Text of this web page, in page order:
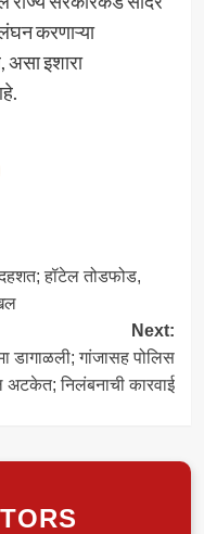
करणाऱ्या
असा इशारा
दहशत; हॉटेल तोडफोड,
Next:
डागाळली; गांजासह पोलिस
अटकेत; निलंबनाची कारवाई